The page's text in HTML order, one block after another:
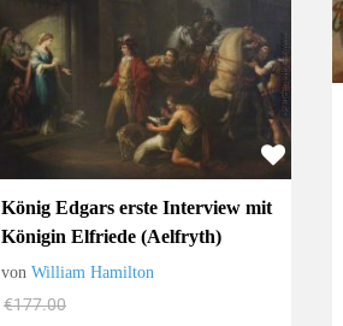
König Edgars erste Interview mit
Königin Elfriede (Aelfryth)
vonWilliam Hamilton
€177.00